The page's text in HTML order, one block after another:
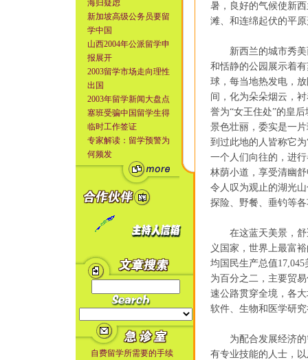
海归疑虑
新加坡高级公务员要留
学中国
山西2004年公派留学申
报展开
2003留学市场走向理性
出国
2003年留学新闻大盘点
塞班受骗中国留学生得
临时工作签证
专家解读：留学预警为
何频发
自费留学所需要的手续
暑，良好的气候使新
滩、和连绵起伏的平
新西兰的城市秀美
和恬静的公园展示着
球，每当地热发电，
间，化为朵朵烟云，
誉为“女王住处”的皇
景色壮丽，委实是一
到过此地的人皆称它
一个人们向往的，进
林荫小道，享受清幽
令人叹为观止的湖光
探险、野餐、垂钓等
在这蓝天美景，舒
义国家，世界上最富
均国民生产总值
为百分之二，主要贸
速公路贯穿全境，各
软件、生物和医学研
为配合发展经济的
有专业技能的人士，